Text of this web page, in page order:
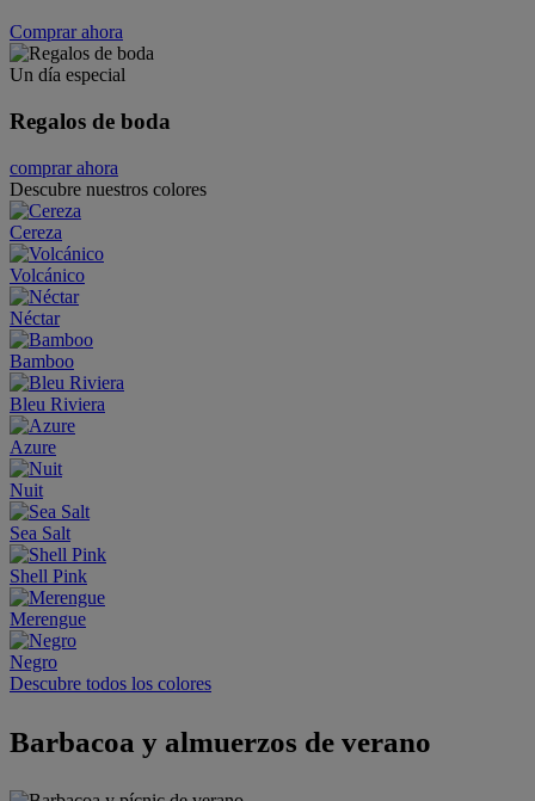
Comprar ahora
Un día especial
Regalos de boda
comprar ahora
Descubre nuestros colores
Cereza
Volcánico
Néctar
Bamboo
Bleu Riviera
Azure
Nuit
Sea Salt
Shell Pink
Merengue
Negro
Descubre todos los colores
Barbacoa y almuerzos de verano